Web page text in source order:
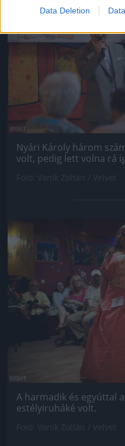
Data Deletion
Nyári Károly három
volt, pedig lett volna rá
Jön
A harmadik és egyúttal
estélyiruháké volt.